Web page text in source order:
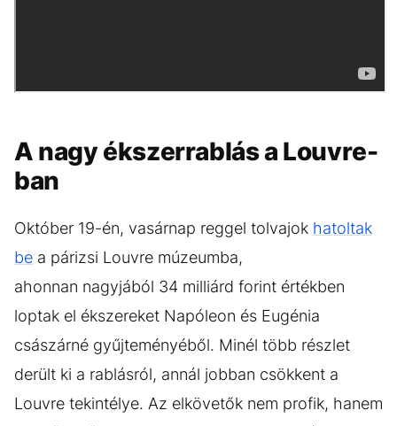
A nagy ékszerrablás a Louvre-
ban
Október 19-én, vasárnap reggel tolvajok hatoltak
be a párizsi Louvre múzeumba,
ahonnan nagyjából 34 milliárd forint értékben
loptak el ékszereket Napóleon és Eugénia
császárné gyűjteményéből. Minél több részlet
derült ki a rablásról, annál jobban csökkent a
Louvre tekintélye. Az elkövetők nem profik, hanem